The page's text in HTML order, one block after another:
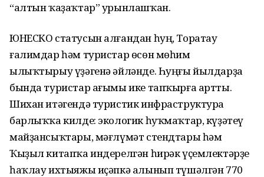
“алтын ҡаҙаҡтар” урынлашҡан.
ЮНЕСКО статусын алғандан һуң, Торатау
ғалимдар һәм туристар өсөн мөһим
ылыҡтырыу үҙәгенә әйләнде. Һуңғы йылдарҙа
бында туристар ағымы ике тапҡырға артты.
Шихан итәгендә туристик инфраструктура
барлыҡҡа килде: экологик һуҡмаҡтар, күҙәтеү
майҙансыҡтары, мәғлүмәт стендтары һәм
Ҡыҙыл китапҡа индерелгән һирәк үҫемлектәрҙе
һаҡлау ихтыяжы иҫәпкә алынып түшәлгән 770